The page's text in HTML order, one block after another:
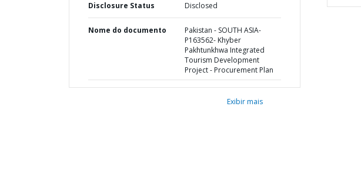
Disclosure Status Disclosed
Nome do documento
Pakistan - SOUTH ASIA-
P163562- Khyber
Pakhtunkhwa Integrated
Tourism Development
Project - Procurement Plan
Exibir mais